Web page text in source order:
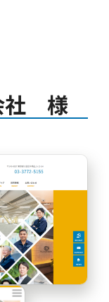
社 様